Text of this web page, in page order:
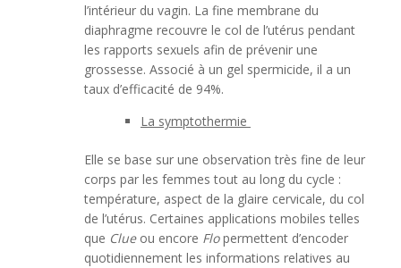
l’intérieur du vagin. La fine membrane du
diaphragme recouvre le col de l’utérus pendant
les rapports sexuels afin de prévenir une
grossesse. Associé à un gel spermicide, il a un
taux d’efficacité de 94%.
La symptothermie
Elle se base sur une observation très fine de leur
corps par les femmes tout au long du cycle :
température, aspect de la glaire cervicale, du col
de l’utérus. Certaines applications mobiles telles
que Clueou encore Flopermettent d’encoder
quotidiennement les informations relatives au